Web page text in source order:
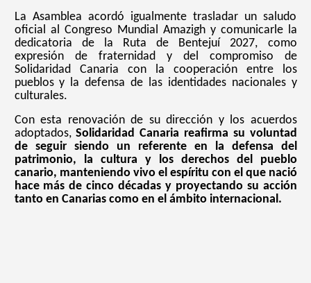
La Asamblea acordó igualmente trasladar un saludo
oficial al Congreso Mundial Amazigh y comunicarle la
dedicatoria de la Ruta de Bentejuí 2027, como
expresión de fraternidad y del compromiso de
Solidaridad Canaria con la cooperación entre los
pueblos y la defensa de las identidades nacionales y
culturales.
Con esta renovación de su dirección y los acuerdos
adoptados,Solidaridad Canaria reafirma su voluntad
de seguir siendo un referente en la defensa del
patrimonio, la cultura y los derechos del pueblo
canario, manteniendo vivo el espíritu con el que nació
hace más de cinco décadas y proyectando su acción
tanto en Canarias como en el ámbito internacional.